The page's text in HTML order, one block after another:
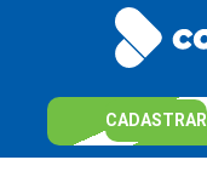
CADASTRAR